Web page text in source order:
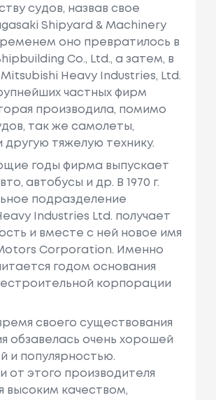
судов, назвав свое
Shipyard & Machinery
оно превратилось в
Co., Ltd., а затем, в
Mitsubishi Heavy Industries, Ltd.
частных фирм
производила, помимо
так же самолеты,
другую тяжелую технику.
годы фирма выпускает
автобусы и др. В 1970 г.
подразделение
Industries Ltd. получает
и вместе с ней новое имя
Corporation. Именно
годом основания
корпорации
своего существования
обзавелась очень хорошей
и популярностью.
от этого производителя
высоким качеством,